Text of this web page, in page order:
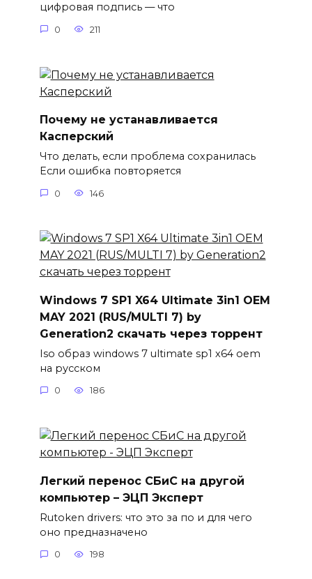
цифровая подпись — что
0 211
Почему не устанавливается
Касперский
Что делать, если проблема сохранилась
Если ошибка повторяется
0 146
Windows 7 SP1 X64 Ultimate 3in1 OEM
MAY 2021 (RUS/MULTI 7) by
Generation2 скачать через торрент
Iso образ windows 7 ultimate sp1 x64 oem
на русском
0 186
Легкий перенос СБиС на другой
компьютер – ЭЦП Эксперт
Rutoken drivers: что это за по и для чего
оно предназначено
0 198